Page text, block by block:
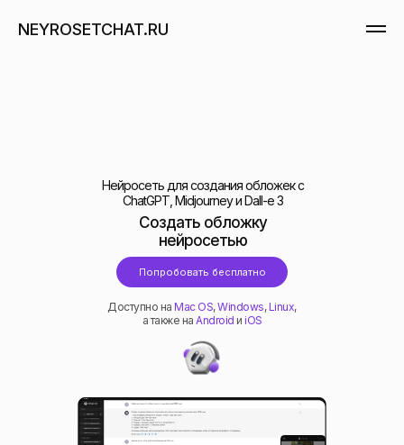
NEYROSETCHAT.RU
Нейросеть для создания обложек с
ChatGPT, Midjourney и Dall-e 3
Доступно наMac OS,Windows,Linux,
а также на Android и iOS
Создать обложку
нейросетью
Попробовать бесплатно